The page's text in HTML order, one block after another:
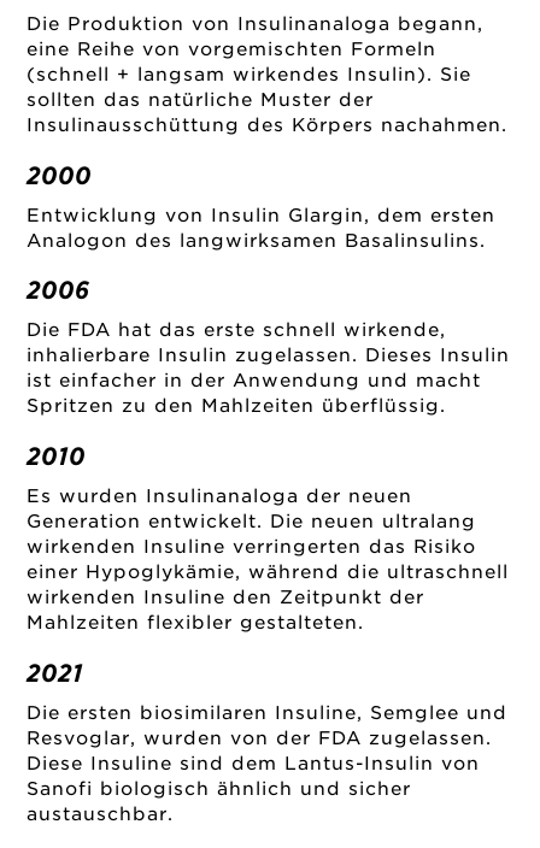
Die Produktion von Insulinanaloga begann,
eine Reihe von vorgemischten Formeln
(schnell + langsam wirkendes Insulin). Sie
sollten das natürliche Muster der
Insulinausschüttung des Körpers nachahmen.
2000
Entwicklung von Insulin Glargin, dem ersten
Analogon des langwirksamen Basalinsulins.
2006
Die FDA hat das erste schnell wirkende,
inhalierbare Insulin zugelassen. Dieses Insulin
ist einfacher in der Anwendung und macht
Spritzen zu den Mahlzeiten überflüssig.
2010
Es wurden Insulinanaloga der neuen
Generation entwickelt. Die neuen ultralang
wirkenden Insuline verringerten das Risiko
einer Hypoglykämie, während die ultraschnell
wirkenden Insuline den Zeitpunkt der
Mahlzeiten flexibler gestalteten.
2021
Die ersten biosimilaren Insuline, Semglee und
Resvoglar, wurden von der FDA zugelassen.
Diese Insuline sind dem Lantus-Insulin von
Sanofi biologisch ähnlich und sicher
austauschbar.